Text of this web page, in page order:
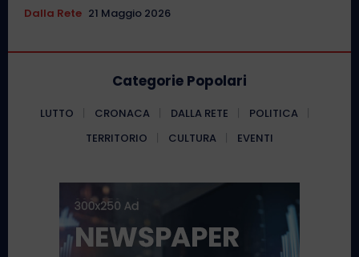
Dalla Rete 21 Maggio 2026
Categorie Popolari
LUTTO CRONACA DALLA RETE
POLITICA
TERRITORIO
CULTURA EVENTI